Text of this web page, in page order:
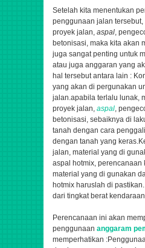
Setelah kita menentukan
penggunaan jalan tersebut,
proyek jalan, aspal,
betonisasi, maka kita akan
juga sangat penting untuk
atau juga anggaran yang
hal tersebut antara lain :
yang akan di pergunakan
jalan.apabila terlalu lunak,
proyek jalan, aspal,
betonisasi, sebaiknya di
tanah dengan cara
dengan tanah yang
jalan, material yang di
aspal hotmix, perencanaan
material yang di gunakan
hotmix haruslah di
dari tingkat berat
Perencanaan ini akan
penggunaan anggaram
memperhatikan